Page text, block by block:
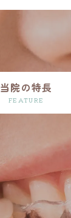
当院の特長
FEATURE